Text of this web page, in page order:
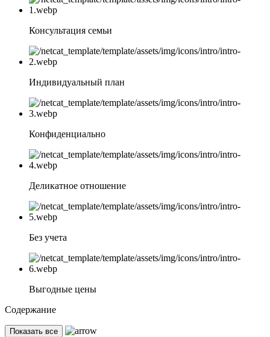
Консультация семьи
Индивидуальный план
Конфиденциально
Деликатное отношение
Без учета
Выгодные цены
Содержание
Показать все